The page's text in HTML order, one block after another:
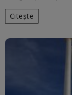
Citește